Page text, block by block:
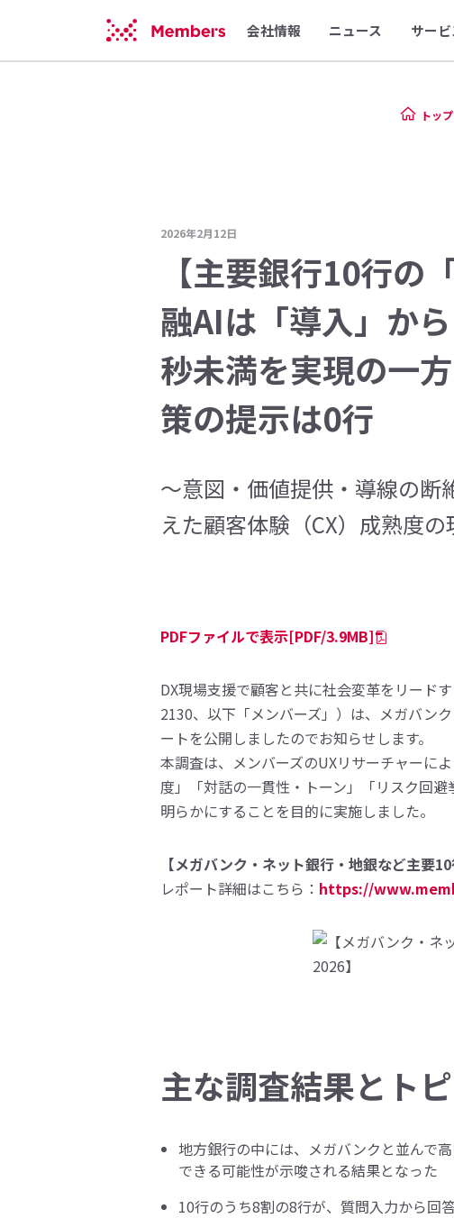
会社情報 ニュース サー
トップ
2026年2月12日
【主要銀行10行の
融AIは「導入」か
秒未満を実現の一
策の提示は0行
～意図・価値提供・導線の断
えた顧客体験（CX）成熟度
PDFファイルで表示[PDF/3.9MB]
DX現場支援で顧客と共に社会変革をリード
2130、以下「メンバーズ」）は、メガバン
ートを公開しましたのでお知らせします。
本調査は、メンバーズのUXリサーチャーに
度」「対話の一貫性・トーン」「リスク回
明らかにすることを目的に実施しました。
【メガバンク・ネット銀行・地銀など主要
レポート詳細はこちら： https://
主な調査結果とト
地方銀行の中には、メガバンクと並んで
できる可能性が示唆される結果となった
10行のうち8割の8行が、質問入力から回